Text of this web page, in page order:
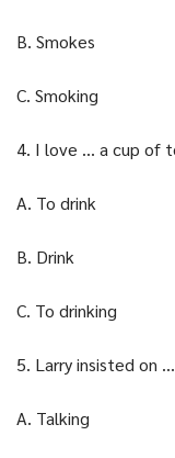
B. Smokes
C. Smoking
4. I love … a cup of
A. To drink
B. Drink
C. To drinking
5. Larry insisted on
A. Talking